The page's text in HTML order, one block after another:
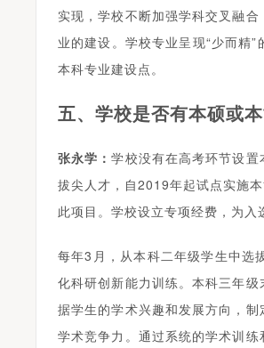
实现，学校不断加强学科交叉融
业的建设。学校专业呈现“少而精
本科专业建设点。
五、学校是否有本硕或
张永学：学校没有在高考环节设
拔尖人才，自2019年起试点实施
此项目。学校设立专项经费，为
每年3月，从本科二年级学生中选
化科研创新能力训练。本科三年
据学生的学术兴趣和发展方向，
学术竞争力。通过系统的学术训